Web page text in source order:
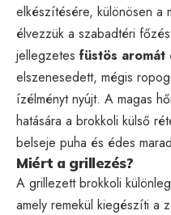
elkészítésére, különösen a
élvezzük a szabadtéri
jellegzetes füstös aromát
elszenesedett, mégis
ízélményt nyújt. A magas
hatására a brokkoli külső
belseje puha és édes
Miért a grillezés?
A grillezett brokkoli
amely remekül kiegészíti a